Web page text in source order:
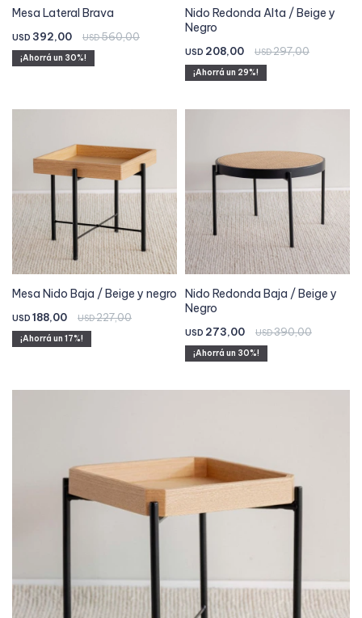
Mesa Lateral Brava
USD 392,00 USD560,00
30
Nido Redonda Alta / Beige y
Negro
USD 208,00 USD297,00
29
Mesa Nido Baja / Beige y negro
USD 188,00 USD227,00
17
Nido Redonda Baja / Beige y
Negro
USD 273,00 USD390,00
30